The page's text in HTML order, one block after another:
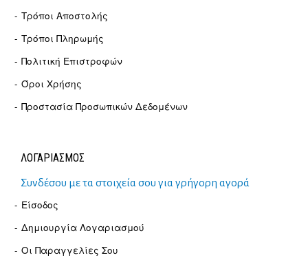
Τρόποι Αποστολής
Τρόποι Πληρωμής
Πολιτική Επιστροφών
Όροι Χρήσης
Προστασία Προσωπικών Δεδομένων
ΛΟΓΑΡΙΑΣΜΟΣ
Συνδέσου με τα στοιχεία σου για γρήγορη αγορά
Είσοδος
Δημιουργία Λογαριασμού
Οι Παραγγελίες Σου